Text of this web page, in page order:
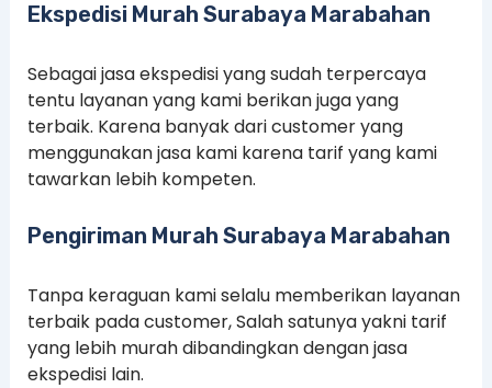
Ekspedisi Murah Surabaya Marabahan
Sebagai jasa ekspedisi yang sudah terpercaya
tentu layanan yang kami berikan juga yang
terbaik. Karena banyak dari customer yang
menggunakan jasa kami karena tarif yang kami
tawarkan lebih kompeten.
Pengiriman Murah Surabaya Marabahan
Tanpa keraguan kami selalu memberikan layanan
terbaik pada customer, Salah satunya yakni tarif
yang lebih murah dibandingkan dengan jasa
ekspedisi lain.